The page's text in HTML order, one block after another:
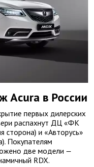
Acura в России
первых дилерских
распахнут ДЦ «ФК
и «Авторусь»
Покупателям
две модели —
RDX.